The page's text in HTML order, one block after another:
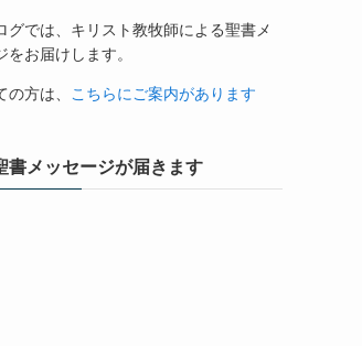
グでは、キリスト教牧師による聖書メ
をお届けします。
の方は、 こちらにご案内があります
書メッセージが届きます